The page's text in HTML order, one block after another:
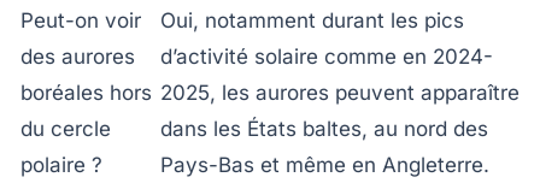
Peut-on voir
des aurores
boréales hors
du cercle
polaire ?
Oui, notamment durant les pics
d’activité solaire comme en 2024-
2025, les aurores peuvent apparaître
dans les États baltes, au nord des
Pays-Bas et même en Angleterre.